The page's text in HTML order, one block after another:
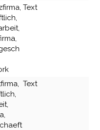
Text
Text